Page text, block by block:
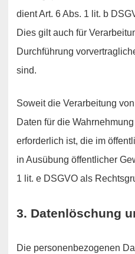
dient Art. 6 Abs. 1 lit. b
Dies gilt auch für
Durchführung
sind.
Soweit die Verarbeitung
Daten für die
erforderlich ist, die im
in Ausübung öffentlicher
1 lit. e DSGVO als
3. Datenlöschung
Die personenbezogenen